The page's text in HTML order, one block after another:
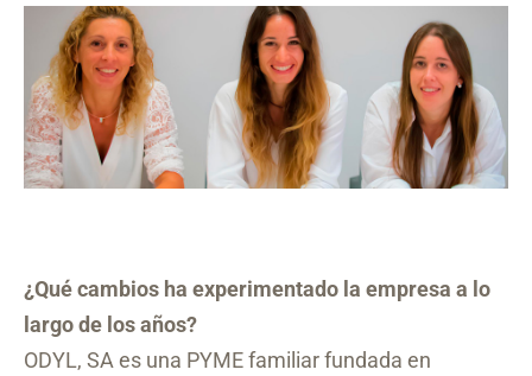
¿Qué cambios ha experimentado la empresa a lo
largo de los años?
ODYL, SA es una PYME familiar fundada en